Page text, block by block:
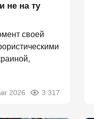
не на ту
своей
2026 3 317